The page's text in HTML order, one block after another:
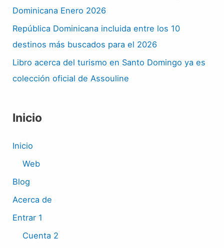
Dominicana Enero 2026
República Dominicana incluida entre los 10
destinos más buscados para el 2026
Libro acerca del turismo en Santo Domingo ya es
colección oficial de Assouline
Inicio
Inicio
Web
Blog
Acerca de
Entrar 1
Cuenta 2